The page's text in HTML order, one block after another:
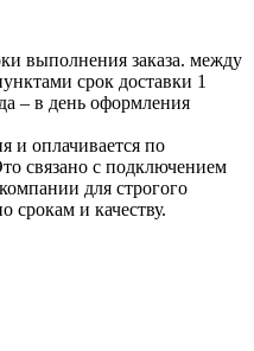
выполнения заказа. между
срок доставки 1
– в день оформления
и оплачивается по
связано с подключением
для строгого
срокам и качеству.